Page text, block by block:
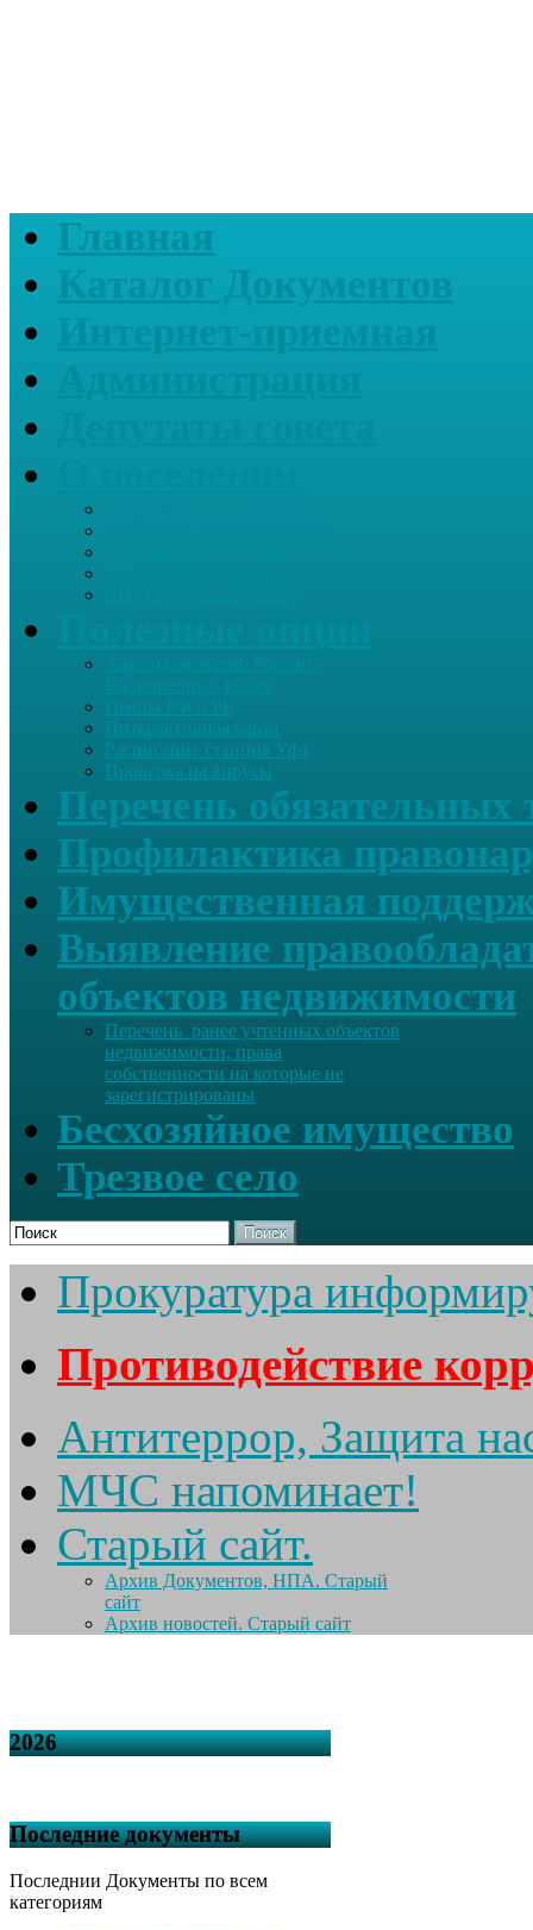
Главная
Каталог Документов
Интерактивная карта
Расписание станция Уфа
Проверка на вирусы
Перечень обязательных
Профилактика
Имущественная
Выявление
объектов недвижимости
Перечень ранее учтенных объектов
недвижимости, права
собственности на которые не
зарегистрированы
Бесхозяйное имущество
Трезвое село
Поиск
Прокуратура
Противодействие
Антитеррор, Защита
МЧС напоминает!
Старый сайт.
Архив Документов, НПА. Старый
сайт
Архив новостей. Старый сайт
2026
Последние документы
Последнии Документы по всем
категориям